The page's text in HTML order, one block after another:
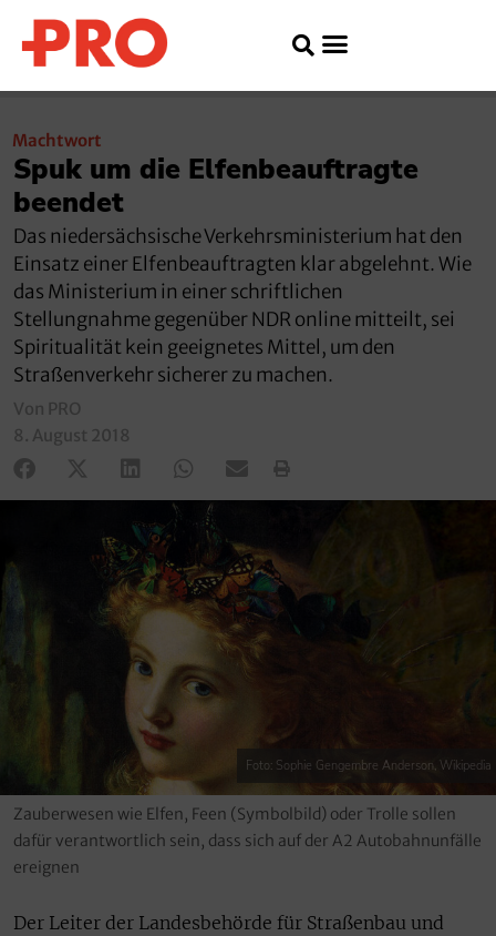
Machtwort
Spuk um die Elfenbeauftragte
beendet
Das niedersächsische Verkehrsministerium hat den
Einsatz einer Elfenbeauftragten klar abgelehnt. Wie
das Ministerium in einer schriftlichen
Stellungnahme gegenüber NDR online mitteilt, sei
Spiritualität kein geeignetes Mittel, um den
Straßenverkehr sicherer zu machen.
Von PRO
8. August 2018
Foto: Sophie Gengembre Anderson, Wikipedia
Zauberwesen wie Elfen, Feen (Symbolbild) oder Trolle sollen
dafür verantwortlich sein, dass sich auf der A2 Autobahnunfälle
ereignen
Der Leiter der Landesbehörde für Straßenbau und